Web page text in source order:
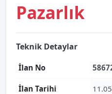
Pazarlık
Teknik Detaylar
İlan No
İlan Tarihi